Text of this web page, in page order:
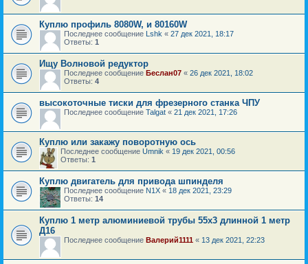
Куплю профиль 8080W, и 80160W
Последнее сообщение Lshk « 27 дек 2021, 18:17
Ответы: 1
Ищу Волновой редуктор
Последнее сообщение Беслан07 « 26 дек 2021, 18:02
Ответы: 4
высокоточные тиски для фрезерного станка ЧПУ
Последнее сообщение Talgat « 21 дек 2021, 17:26
Куплю или закажу поворотную ось
Последнее сообщение Umnik « 19 дек 2021, 00:56
Ответы: 1
Куплю двигатель для привода шпинделя
Последнее сообщение N1X « 18 дек 2021, 23:29
Ответы: 14
Куплю 1 метр алюминиевой трубы 55х3 длинной 1 метр
Д16
Последнее сообщение Валерий1111 « 13 дек 2021, 22:23